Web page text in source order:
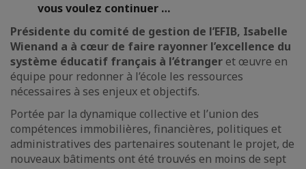
vous voulez continuer …
Présidente du comité de gestion de l’EFIB, Isabelle
Wienand a à cœur de faire rayonner l’excellence du
système éducatif français à l’étranger et œuvre en
équipe pour redonner à l’école les ressources
nécessaires à ses enjeux et objectifs.
Portée par la dynamique collective et l’union des
compétences immobilières, financières, politiques et
administratives des partenaires soutenant le projet, de
nouveaux bâtiments ont été trouvés en moins de sept